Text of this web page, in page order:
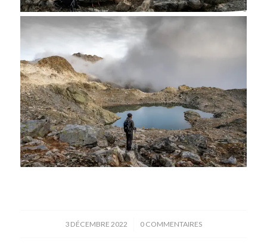
3 DÉCEMBRE 2022
/ 0 COMMENTAIRES